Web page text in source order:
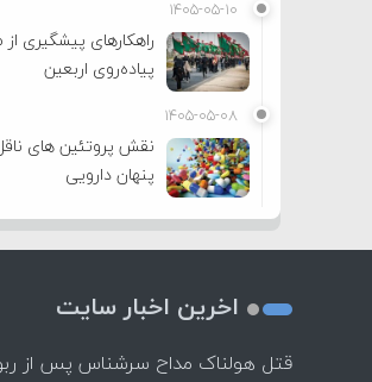
۱۴۰۵-۰۵-۱۰
راهکارهای پیشگیری
پیاده‌روی اربعین
۱۴۰۵-۰۵-۰۸
نقش پروتئین های
پنهان دارویی
اخرین اخبار سایت
قتل هولناک مداح سرشناس پس از